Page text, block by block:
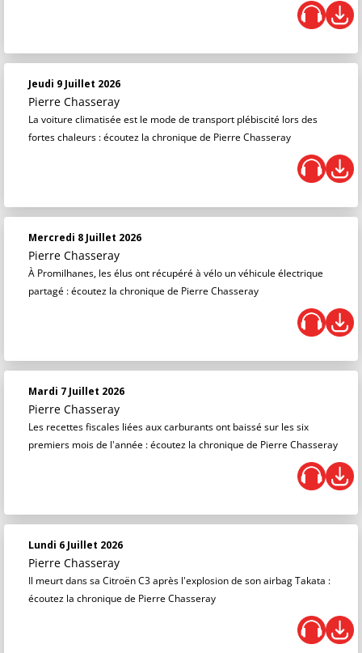
Jeudi 9 Juillet 2026
Pierre Chasseray
La voiture climatisée est le mode de transport plébiscité lors des
fortes chaleurs : écoutez la chronique de Pierre Chasseray
Mercredi 8 Juillet 2026
Pierre Chasseray
À Promilhanes, les élus ont récupéré à vélo un véhicule électrique
partagé : écoutez la chronique de Pierre Chasseray
Mardi 7 Juillet 2026
Pierre Chasseray
Les recettes fiscales liées aux carburants ont baissé sur les six
premiers mois de l'année : écoutez la chronique de Pierre Chasseray
Lundi 6 Juillet 2026
Pierre Chasseray
Il meurt dans sa Citroën C3 après l'explosion de son airbag Takata :
écoutez la chronique de Pierre Chasseray